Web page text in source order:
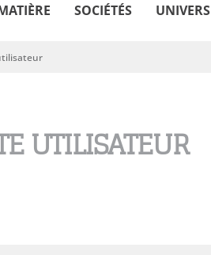
SOCIÉTÉS UNIVERS
UTILISATEUR